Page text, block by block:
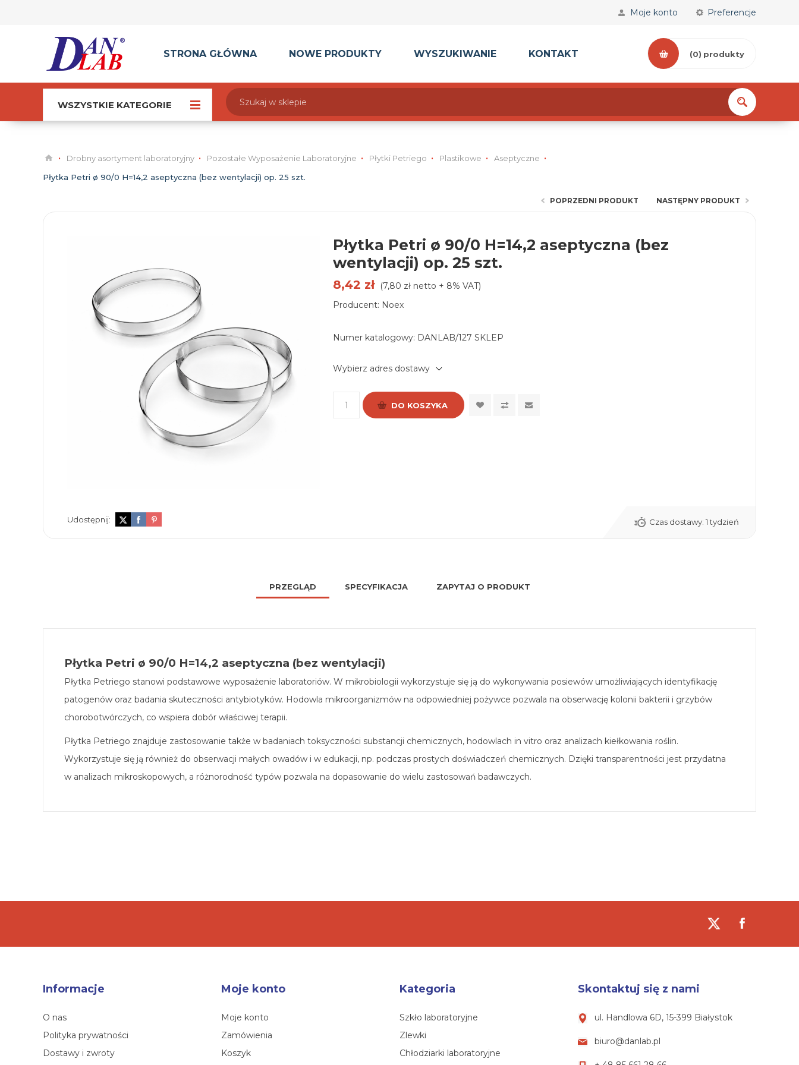
Preferencje
Moje konto
STRONA GŁÓWNA NOWE PRODUKTY WYSZUKIWANIE KONTAKT (0) produkty
WSZYSTKIE KATEGORIE
Drobny asortyment laboratoryjny Pozostałe Wyposażenie Laboratoryjne Płytki Petriego Plastikowe
Aseptyczne
Płytka Petri ø 90/0 H=14,2 aseptyczna (bez wentylacji) op. 25 szt.
POPRZEDNI PRODUKT NASTĘPNY PRODUKT
Płytka Petri ø 90/0 H=14,2 aseptyczna (bez
wentylacji) op. 25 szt.
8,42 zł (7,80 zł netto + 8% VAT)
Producent: Noex
Numer katalogowy: DANLAB/127 SKLEP
Wybierz adres dostawy
DO KOSZYKA
Udostępnij: Czas dostawy: 1 tydzień
PRZEGLĄD SPECYFIKACJA ZAPYTAJ O PRODUKT
Płytka Petri ø 90/0 H=14,2 aseptyczna (bez wentylacji)
Płytka Petriego stanowi podstawowe wyposażenie laboratoriów. W mikrobiologii wykorzystuje się ją do wykonywania posiewów umożliwiających identyfikację
patogenów oraz badania skuteczności antybiotyków. Hodowla mikroorganizmów na odpowiedniej pożywce pozwala na obserwację kolonii bakterii i grzybów
chorobotwórczych, co wspiera dobór właściwej terapii.
Płytka Petriego znajduje zastosowanie także w badaniach toksyczności substancji chemicznych, hodowlach in vitro oraz analizach kiełkowania roślin.
Wykorzystuje się ją również do obserwacji małych owadów i w edukacji, np. podczas prostych doświadczeń chemicznych. Dzięki transparentności jest przydatna
w analizach mikroskopowych, a różnorodność typów pozwala na dopasowanie do wielu zastosowań badawczych.
Informacje
O nas
Polityka prywatności
Dostawy i zwroty
Moje konto
Moje konto
Zamówienia
Koszyk
Kategoria
Szkło laboratoryjne
Zlewki
Chłodziarki laboratoryjne
Skontaktuj się z nami
ul. Handlowa 6D, 15-399 Białystok
biuro@danlab.pl